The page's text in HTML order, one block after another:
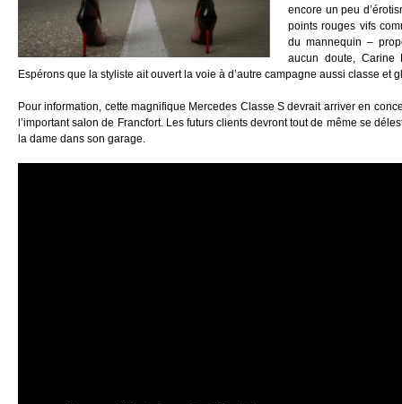
encore un peu
points rouges vifs
du mannequin –
aucun doute, Carine
Espérons que la styliste ait ouvert la voie à d’autre campagne aussi classe et
Pour information, cette magnifique Mercedes Classe S devrait arriver en
l’important salon de Francfort. Les futurs clients devront tout de même se
la dame dans son garage.